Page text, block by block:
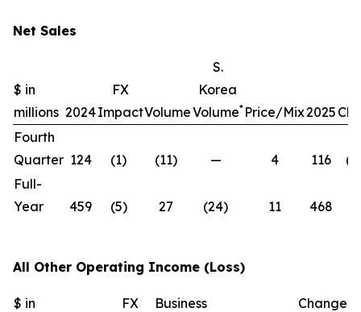
Net Sales
$ in
millions 2024
FX
ImpactVolume
S.
Korea
Volume* Price/Mix2025
Fourth
Quarter 124 (1) (11) — 4 116
Full-
Year
459 (5) 27 (24) 11 468
All Other Operating Income (Loss)
$ in
FX
Business
Change